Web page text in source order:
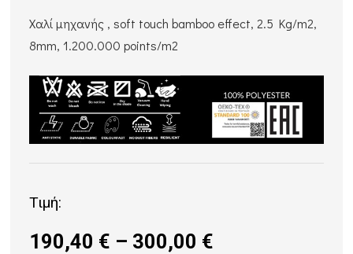
Χαλί μηχανής , soft touch bamboo effect, 2.5 Kg/m2,
8mm, 1.200.000 points/m2
Τιμή:
190,40 € – 300,00 €